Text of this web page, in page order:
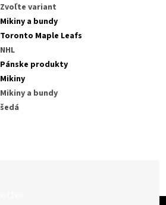
Zvoľte variant
Mikiny a bundy
Toronto Maple Leafs
NHL
Pánske produkty
Mikiny
Mikiny a bundy
šedá